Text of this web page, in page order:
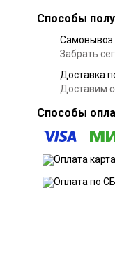
Способы
Самовывоз
Забрать
Доставка
Доставим
Способы